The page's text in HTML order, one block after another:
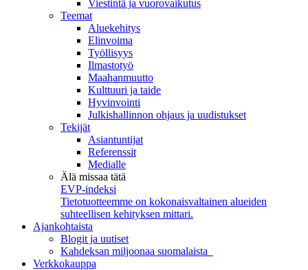
Viestintä ja vuorovaikutus
Teemat
Aluekehitys
Elinvoima
Työllisyys
Ilmastotyö
Maahanmuutto
Kulttuuri ja taide
Hyvinvointi
Julkishallinnon ohjaus ja uudistukset
Tekijät
Asiantuntijat
Referenssit
Medialle
Älä missaa tätä
EVP-indeksi
Tietotuotteemme on kokonaisvaltainen alueiden
suhteellisen kehityksen mittari.
Ajankohtaista
Blogit ja uutiset
Kahdeksan miljoonaa suomalaista
Verkkokauppa